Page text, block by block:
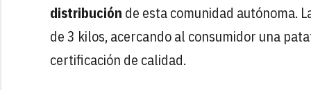
distribución de esta comunidad autónoma.
de 3 kilos, acercando al consumidor una
certificación de calidad.